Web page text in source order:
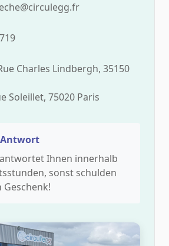
Charles Lindbergh, 35150
Soleillet, 75020 Paris
Ihnen innerhalb
sonst schulden